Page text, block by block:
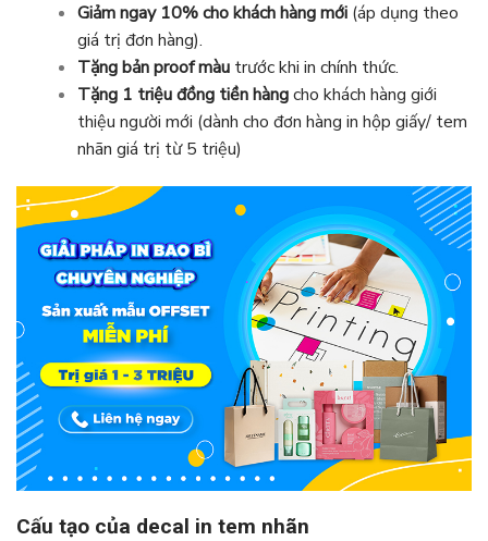
Giảm ngay 10% cho khách hàng mới(áp dụng theo
giá trị đơn hàng).
Tặng bản proof màutrước khi in chính thức.
Tặng 1 triệu đồng tiền hàngcho khách hàng giới
thiệu người mới (dành cho đơn hàng in hộp giấy/ tem
nhãn giá trị từ 5 triệu)
Cấu tạo của decal in tem nhãn